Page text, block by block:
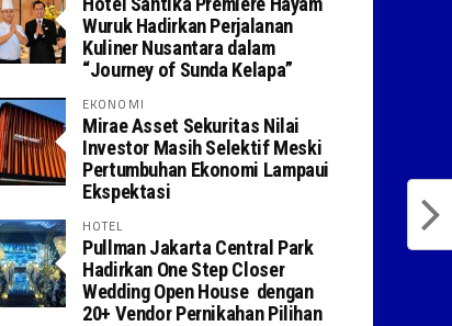
Wuruk Hadirkan Perjalanan
Kuliner Nusantara dalam
“Journey of Sunda Kelapa”
EKONOMI
Mirae Asset Sekuritas Nilai
Investor Masih Selektif Meski
Pertumbuhan Ekonomi Lampaui
Ekspektasi
HOTEL
Pullman Jakarta Central Park
Hadirkan One Step Closer
Wedding Open House dengan
20+ Vendor Pernikahan Pilihan